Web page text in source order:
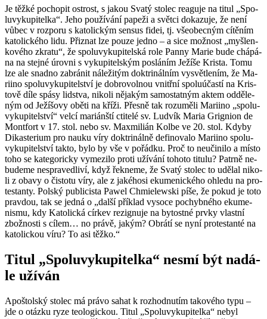
Je těžké po­cho­pit os­t­rost, s jakou Svatý sto­lec re­a­gu­je na titul „Spo­
lu­vy­ku­pi­tel­ka“. Jeho po­u­ží­vá­ní pa­pe­ži a svět­ci do­ka­zu­je, že není
vůbec v roz­po­ru s ka­to­lic­kým sen­sus fidei, tj. vše­o­bec­ným cí­tě­ním
ka­to­lic­ké­ho lidu. Při­znat lze pouze jedno – a sice mož­nost „myš­len­
ko­vé­ho zkra­tu“, že spo­lu­vy­ku­pi­tel­ská role Panny Marie bude chá­pá­
na na stej­né úrov­ni s vy­ku­pi­tel­ským po­slá­ním Je­ží­še Kris­ta. Tomu
lze ale snad­no za­brá­nit ná­le­ži­tým dok­tri­nál­ním vy­svět­le­ním, že Ma­
rii­no spo­lu­vy­ku­pi­tel­ství je dob­ro­vol­nou vnitř­ní spo­lu­účas­tí na Kris­
to­vě díle spásy lid­stva, ni­ko­li ně­ja­kým sa­mo­stat­ným aktem od­dě­le­
ným od Je­ží­šo­vy oběti na kříži. Přes­ně tak ro­zu­mě­li Ma­rii­no „spo­lu­
vy­ku­pi­tel­ství“ velcí ma­ri­án­ští cti­te­lé sv. Lud­vík Maria Grig­ni­on de
Mont­fort v 17. stol. nebo sv. Ma­x­mi­li­án Kolbe ve 20. stol. Kdyby
Di­kas­te­ri­um pro nauku víry dok­tri­nál­ně de­fi­no­va­lo Ma­rii­no spo­lu­
vy­ku­pi­tel­ství takto, bylo by vše v po­řád­ku. Proč to ne­u­či­ni­lo a místo
toho se ka­te­go­ric­ky vy­me­zi­lo proti uží­vá­ní to­ho­to ti­tu­lu? Pa­tr­ně ne­
bu­de­me ne­spra­ved­li­ví, když řek­ne­me, že Svatý sto­lec to udě­lal ni­ko­
li z obavy o čis­to­tu víry, ale z ja­ké­ho­si eku­me­nic­ké­ho ohle­du na pro­
tes­tan­ty. Pol­ský pu­b­li­cis­ta Pawel Chmie­lewski píše, že pokud je toto
prav­dou, tak se jedná o „další pří­klad vy­so­ce po­chyb­né­ho eku­me­
nis­mu, kdy Ka­to­lic­ká cír­kev re­zig­nu­je na by­tost­né prvky vlast­ní
zbož­nos­ti s cílem… no právě, jakým? Ob­rá­tí se nyní pro­tes­tan­té na
ka­to­lic­kou víru? To asi těžko.“
Titul „Spo­lu­vy­ku­pi­tel­ka“ nesmí být na­dá­
le uží­ván
Apoš­tolský sto­lec má právo sahat k roz­hod­nu­tím ta­ko­vé­ho typu –
jde o otáz­ku ryze te­o­lo­gic­kou. Titul „Spo­lu­vy­ku­pi­tel­ka“ nebyl